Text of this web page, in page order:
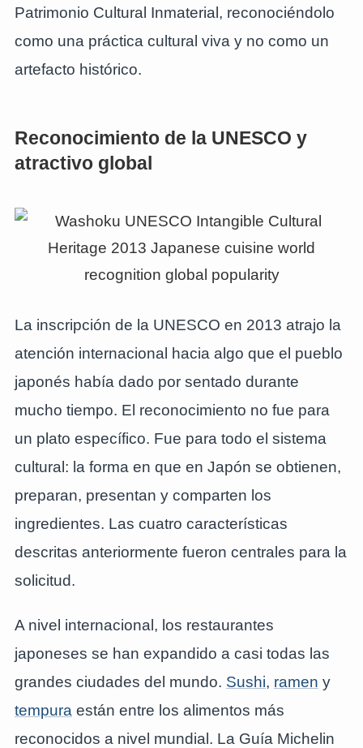
Patrimonio Cultural Inmaterial, reconociéndolo
como una práctica cultural viva y no como un
artefacto histórico.
Reconocimiento de la UNESCO y
atractivo global
La inscripción de la UNESCO en 2013 atrajo la
atención internacional hacia algo que el pueblo
japonés había dado por sentado durante
mucho tiempo. El reconocimiento no fue para
un plato específico. Fue para todo el sistema
cultural: la forma en que en Japón se obtienen,
preparan, presentan y comparten los
ingredientes. Las cuatro características
descritas anteriormente fueron centrales para la
solicitud.
A nivel internacional, los restaurantes
japoneses se han expandido a casi todas las
grandes ciudades del mundo. Sushi, ramen y
tempura están entre los alimentos más
reconocidos a nivel mundial. La Guía Michelin